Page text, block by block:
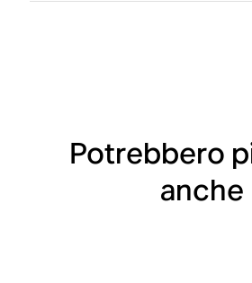
Potrebbero
anche